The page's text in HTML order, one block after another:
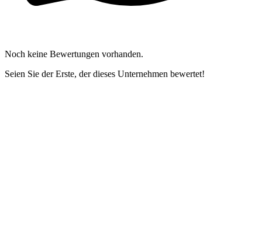
Noch keine Bewertungen vorhanden.
Seien Sie der Erste, der dieses Unternehmen bewertet!